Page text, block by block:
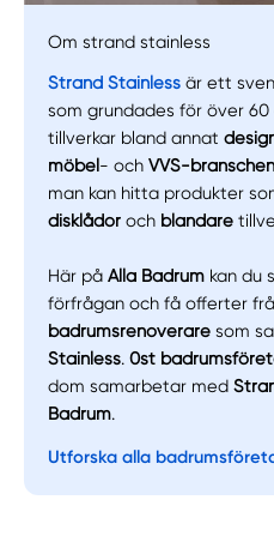
Om strand stainless
Strand Stainless är ett
som grundades för över
tillverkar bland annat
möbel- ochVVS-branschen
man kan hitta produkter
disklådoroch blandare
Här påAlla Badrum kan du
förfrågan och få offerter
badrumsrenoverare som
Stainless.0st
dom samarbetar med
Badrum.
Utforska alla